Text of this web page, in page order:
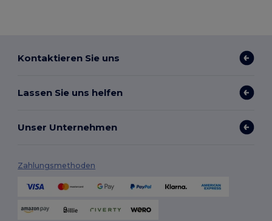
Kontaktieren Sie uns
Lassen Sie uns helfen
Unser Unternehmen
Zahlungsmethoden